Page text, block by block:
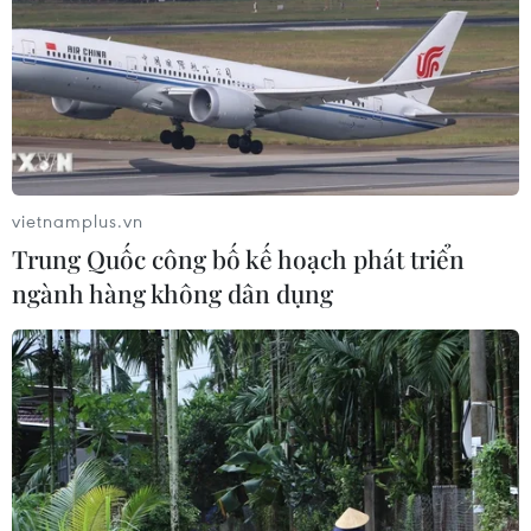
diện tích trụ sở vượt định mức
04/08/2026 13:47
Kết luận thanh tra chuyên đề cơ sở
nhà, đất dôi dư sau sắp xếp tại Bộ
04/08/2026 12:15
Đà Nẵng hỗ trợ tiền và chỗ ở tạm cho
người dân di dời khỏi các chung cư
cũ
03/08/2026 09:52
Hưng Yên: Siết trách nhiệm, không
để người dân bị kéo dài thủ tục đất
vietnamplus.vn
Trung Quốc công bố kế hoạch phát triển
ngành hàng không dân dụng